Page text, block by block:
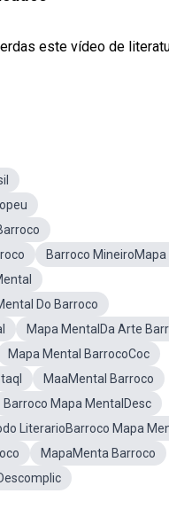
este vídeo de
Barroco MineiroMapa
Do Barroco
Mapa MentalDa Arte
Mapa Mental BarrocoCoc
MaaMental Barroco
Barroco Mapa MentalDesc
LiterarioBarroco Mapa
MapaMenta Barroco